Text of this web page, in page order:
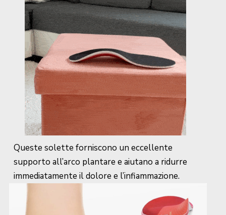
Queste solette forniscono un eccellente
supporto all’arco plantare e aiutano a ridurre
immediatamente il dolore e l’infiammazione.